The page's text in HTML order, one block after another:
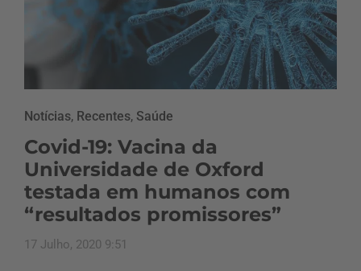
Notícias, Recentes, Saúde
Covid-19: Vacina da
Universidade de Oxford
testada em humanos com
“resultados promissores”
17 Julho, 2020 9:51